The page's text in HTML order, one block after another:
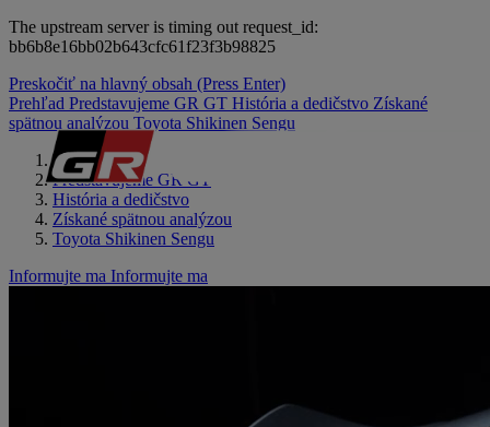
The upstream server is timing out request_id:
bb6b8e16bb02b643cfc61f23f3b98825
Preskočiť na hlavný obsah (Press Enter)
Prehľad Predstavujeme GR GT História a dedičstvo Získané
spätnou analýzou Toyota Shikinen Sengu
Prehľad
Predstavujeme GR GT
História a dedičstvo
Získané spätnou analýzou
Toyota Shikinen Sengu
Informujte ma Informujte ma